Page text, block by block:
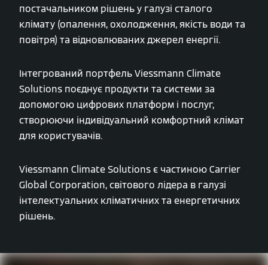
постачальником рішень у галузі сталого
клімату (опалення, охолодження, якість води та
повітря) та відновлюваних джерел енергії.
Інтегрований портфель Viessmann Climate
Solutions поєднує продукти та системи за
допомогою цифрових платформ і послуг,
створюючи індивідуальний комфортний клімат
для користувачів.
Viessmann Climate Solutions є частиною Carrier
Global Corporation, світового лідера в галузі
інтелектуальних кліматичних та енергетичних
рішень.